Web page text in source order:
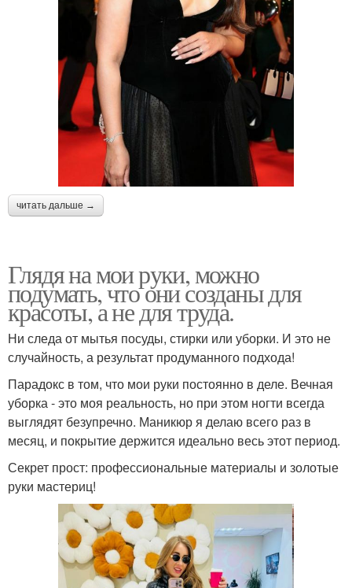
читать дальше →
Глядя на мои руки, можно
подумать, что они созданы для
красоты, а не для труда.
Ни следа от мытья посуды, стирки или уборки. И это не
случайность, а результат продуманного подхода!
Парадокс в том, что мои руки постоянно в деле. Вечная
уборка - это моя реальность, но при этом ногти всегда
выглядят безупречно. Маникюр я делаю всего раз в
месяц, и покрытие держится идеально весь этот период.
Секрет прост: профессиональные материалы и золотые
руки мастериц!